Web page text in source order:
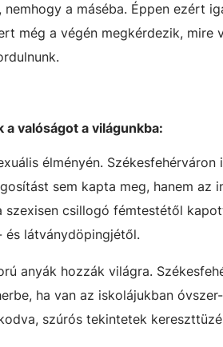
a máséba. Éppen ezért
még a végén megkérdezik, mire
valóságot a világunkba:
élményén. Székesfehérváron
sem kapta meg, hanem az
szexisen csillogó fémtestétől
és látványdöpingjétől.
anyák hozzák világra.
ha van az iskolájukban óvszer-
szúrós tekintetek